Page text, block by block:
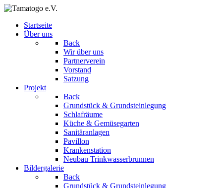
Startseite
Über uns
Back
Wir über uns
Partnerverein
Vorstand
Satzung
Projekt
Back
Grundstück & Grundsteinlegung
Schlafräume
Küche & Gemüsegarten
Sanitäranlagen
Pavillon
Krankenstation
Neubau Trinkwasserbrunnen
Bildergalerie
Back
Grundstück & Grundsteinlegung